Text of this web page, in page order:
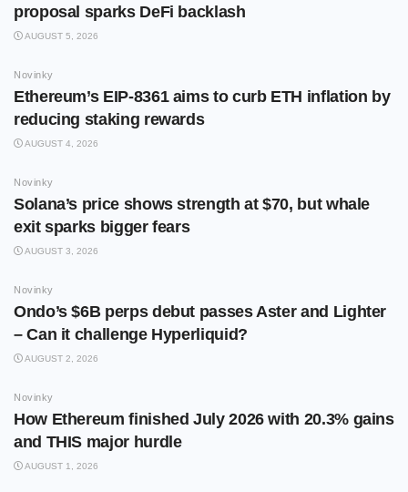
proposal sparks DeFi backlash
AUGUST 5, 2026
Novinky
Ethereum’s EIP-8361 aims to curb ETH inflation by
reducing staking rewards
AUGUST 4, 2026
Novinky
Solana’s price shows strength at $70, but whale
exit sparks bigger fears
AUGUST 3, 2026
Novinky
Ondo’s $6B perps debut passes Aster and Lighter
– Can it challenge Hyperliquid?
AUGUST 2, 2026
Novinky
How Ethereum finished July 2026 with 20.3% gains
and THIS major hurdle
AUGUST 1, 2026